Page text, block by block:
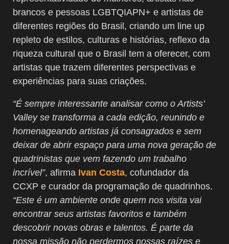
brancos e pessoas LGBTQIAPN+ e artistas de
diferentes regiões do Brasil, criando um line up
repleto de estilos, culturas e histórias, reflexo da
riqueza cultural que o Brasil tem a oferecer, com
artistas que trazem diferentes perspectivas e
experiências para suas criações.
“É sempre interessante analisar como o Artists’
Valley se transforma a cada edição, reunindo e
homenageando artistas já consagrados e sem
deixar de abrir espaço para uma nova geração de
quadrinistas que vem fazendo um trabalho
incrível”, afirma Ivan Costa, cofundador da
CCXP e curador da programação de quadrinhos.
“Este é um ambiente onde quem nos visita vai
encontrar seus artistas favoritos e também
descobrir novas obras e talentos. É parte da
nossa missão não perdermos nossas raízes e